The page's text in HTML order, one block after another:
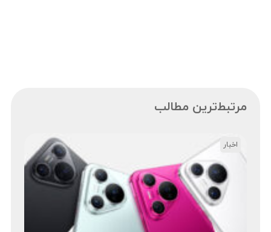
مرتبط‌ترین مطالب
اخبار